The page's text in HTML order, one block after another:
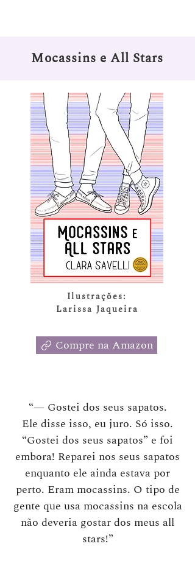
Mocassins e All Stars
Ilustrações:
Larissa Jaqueira
Compre na Amazon
“— Gostei dos seus sapatos.
Ele disse isso, eu juro. Só isso.
“Gostei dos seus sapatos” e foi
em­bora! Reparei nos seus sapatos
enquanto ele ainda estava por
perto. Eram mocassins. O tipo de
gente que usa mocassins na escola
não deveria gostar dos meus all
stars!”